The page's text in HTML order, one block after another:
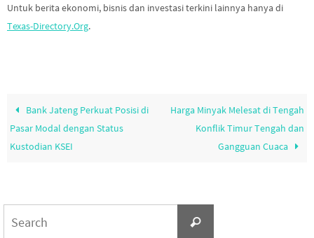
Untuk berita ekonomi, bisnis dan investasi terkini lainnya hanya di
Texas-Directory.Org.
Bank Jateng Perkuat Posisi di
Pasar Modal dengan Status
Kustodian KSEI
Harga Minyak Melesat di Tengah
Konflik Timur Tengah dan
Gangguan Cuaca
Search